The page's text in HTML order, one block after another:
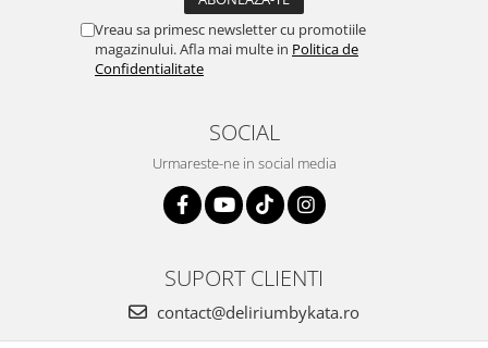
Vreau sa primesc newsletter cu promotiile
magazinului. Afla mai multe in Politica de
Confidentialitate
SOCIAL
Urmareste-ne in social media
SUPORT CLIENTI
contact@deliriumbykata.ro